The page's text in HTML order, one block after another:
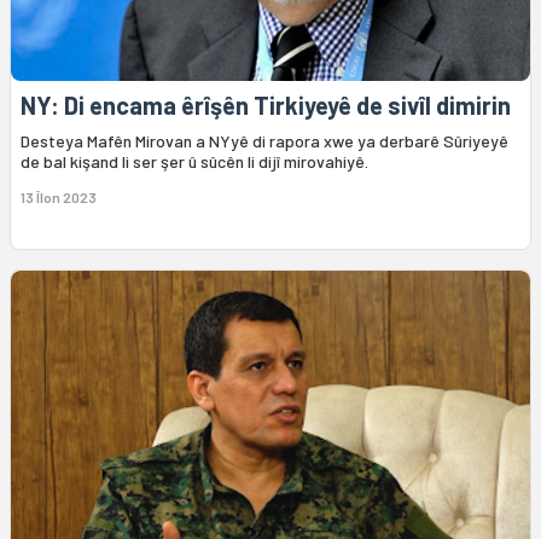
NY: Di encama êrîşên Tirkiyeyê de sivîl dimirin
Desteya Mafên Mirovan a NYyê di rapora xwe ya derbarê Sûriyeyê
de bal kişand li ser şer û sûcên li dijî mirovahiyê.
13 Îlon 2023